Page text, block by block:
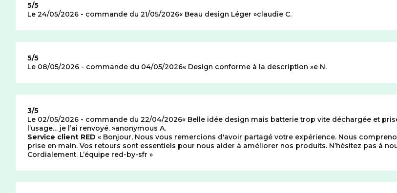
Note de
5/5
Le 24/05/2026 - commande du 21/05/2026
Beau design Léger claudie C.
Note de
5/5
Le 08/05/2026 - commande du 04/05/2026
Design conforme à la description e N.
Note de
3/5
Le 02/05/2026 - commande du 22/04/2026
Belle idée design mais batterie trop vite déchargée et
l’usage… je l’ai renvoyé.
anonymous A.
Réponse au commentaire précédant
Service client RED
Bonjour, Nous vous remercions d'avoir partagé votre expérience. Nous
prise en main. Vos retours sont essentiels pour nous aider à améliorer nos produits. N’hésitez pas à
Cordialement. L’équipe red-by-sfr